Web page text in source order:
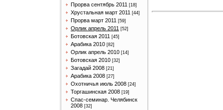
Прорва сентябрь 2011 [18]
Хрустальная март 2011 [44]
Прорва март 2011 [59]
Орлик апрель 2011 [52]
Ботовская 2011 [45]
Арабика 2010 [82]
Орлик апрель 2010 [14]
Ботовская 2010 [32]
Загадай 2008 [21]
Арабика 2008 [27]
Охотничья июль 2008 [24]
Торгашинская 2008 [19]
Спас-семинар. Челябинск
2008 [32]